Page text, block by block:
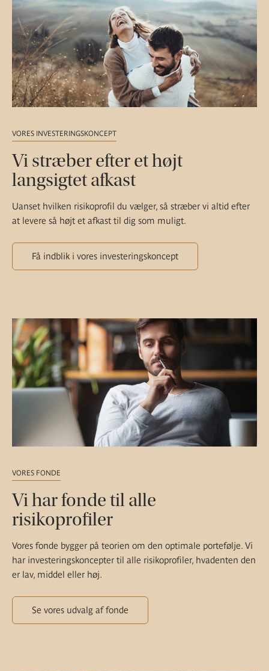
VORES INVESTERINGSKONCEPT
Vi stræber efter et højt
langsigtet afkast
Uanset hvilken risikoprofil du vælger, så stræber vi altid efter
at levere så højt et afkast til dig som muligt.
Få indblik i vores investeringskoncept
VORES FONDE
Vi har fonde til alle
risikoprofiler
Vores fonde bygger på teorien om den optimale portefølje. Vi
har investeringskoncepter til alle risikoprofiler, hvadenten den
er lav, middel eller høj.
Se vores udvalg af fonde